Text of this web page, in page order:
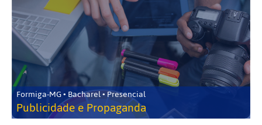
Formiga-MG • Bacharel • Presencial
Publicidade e Propaganda